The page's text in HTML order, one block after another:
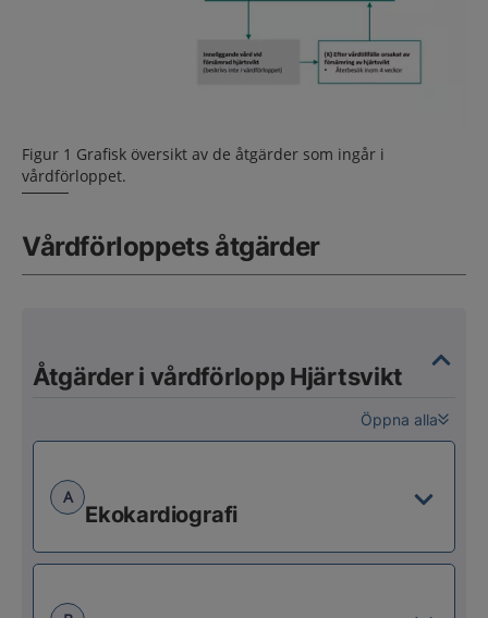
Figur 1 Grafisk översikt av de åtgärder som ingår i
vårdförloppet.
Vårdförloppets åtgärder
Åtgärder i vårdförlopp Hjärtsvikt
Öppna alla
A
Ekokardiografi